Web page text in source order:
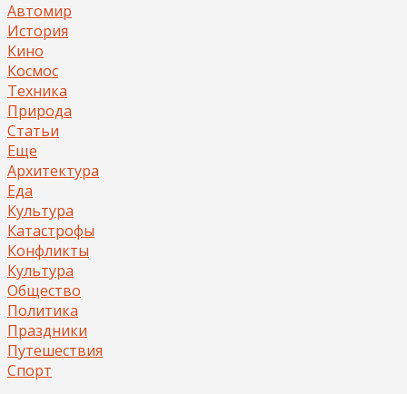
Автомир
История
Кино
Космос
Техника
Природа
Статьи
Еще
Архитектура
Еда
Культура
Катастрофы
Конфликты
Культура
Общество
Политика
Праздники
Путешествия
Спорт